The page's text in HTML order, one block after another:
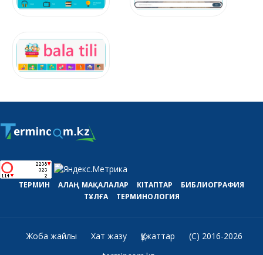
ТЕРМИН АЛАҢ МАҚАЛАЛАР КІТАПТАР
БИБЛИОГРАФИЯ
ТҰЛҒА
ТЕРМИНОЛОГИЯ
Жоба жайлы Хат жазу Құжаттар
(C) 2016-2026